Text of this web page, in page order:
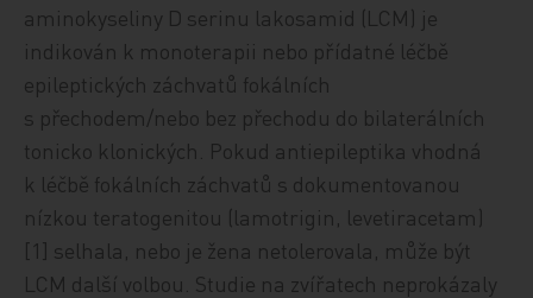
aminokyseliny D serinu lakosamid (LCM) je
indikován k monoterapii nebo přídatné léčbě
epileptických záchvatů fokálních
s přechodem/nebo bez přechodu do bilaterálních
tonicko klonických. Pokud antiepileptika vhodná
k léčbě fokálních záchvatů s dokumentovanou
nízkou teratogenitou (lamotrigin, levetiracetam)
[1] selhala, nebo je žena netolerovala, může být
LCM další volbou. Studie na zvířatech neprokázaly